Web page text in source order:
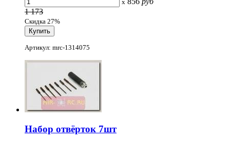
x
1 173
Скидка 27%
Артикул: mrc-1314075
Набор отвёрток 7шт